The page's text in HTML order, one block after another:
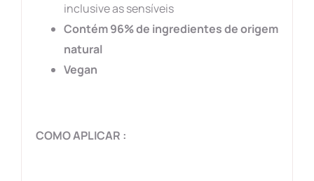
inclusive as sensíveis
Contém 96% de ingredientes de origem
natural
Vegan
COMO APLICAR :